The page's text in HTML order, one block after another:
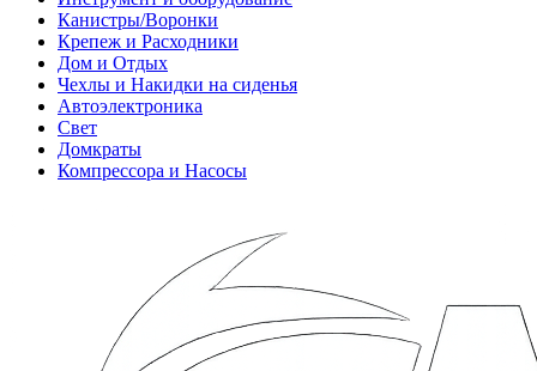
Канистры/Воронки
Крепеж и Расходники
Дом и Отдых
Чехлы и Накидки на сиденья
Автоэлектроника
Свет
Домкраты
Компрессора и Насосы